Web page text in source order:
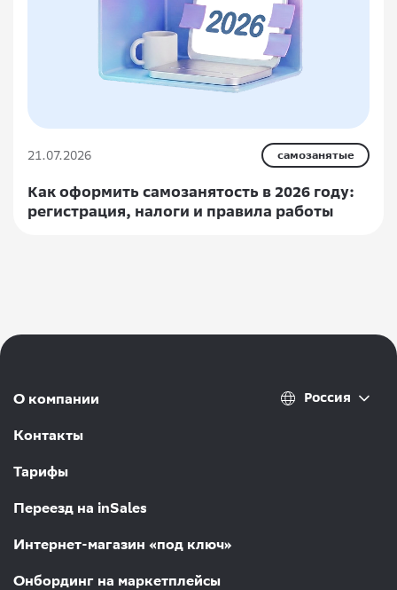
21.07.2026 самозанятые
Как оформить самозанятость в 2026 году:
регистрация, налоги и правила работы
О компании
Контакты
Тарифы
Переезд на inSales
Интернет-магазин «под ключ»
Онбординг на маркетплейсы
Россия